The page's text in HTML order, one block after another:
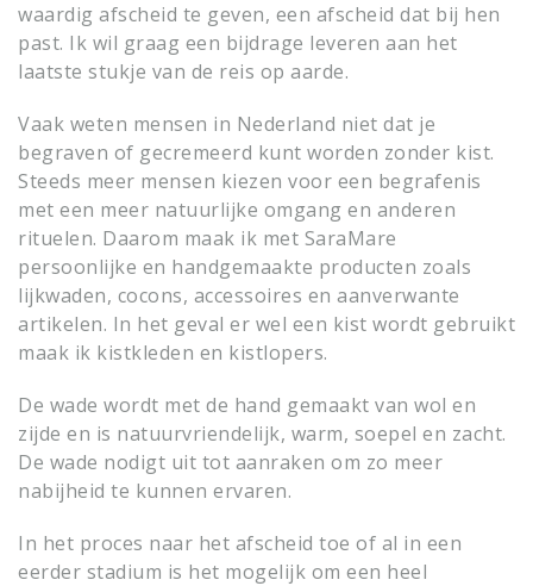
waardig afscheid te geven, een afscheid dat bij hen
past. Ik wil graag een bijdrage leveren aan het
laatste stukje van de reis op aarde.
Vaak weten mensen in Nederland niet dat je
begraven of gecremeerd kunt worden zonder kist.
Steeds meer mensen kiezen voor een begrafenis
met een meer natuurlijke omgang en anderen
rituelen. Daarom maak ik met SaraMare
persoonlijke en handgemaakte producten zoals
lijkwaden, cocons, accessoires en aanverwante
artikelen. In het geval er wel een kist wordt gebruikt
maak ik kistkleden en kistlopers.
De wade wordt met de hand gemaakt van wol en
zijde en is natuurvriendelijk, warm, soepel en zacht.
De wade nodigt uit tot aanraken om zo meer
nabijheid te kunnen ervaren.
In het proces naar het afscheid toe of al in een
eerder stadium is het mogelijk om een heel